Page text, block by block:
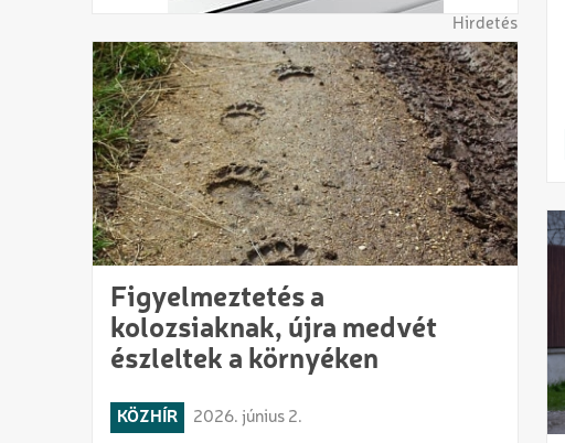
Hirdetés
Figyelmeztetés a
kolozsiaknak, újra medvét
észleltek a környéken
KÖZHÍR 2026. június 2.